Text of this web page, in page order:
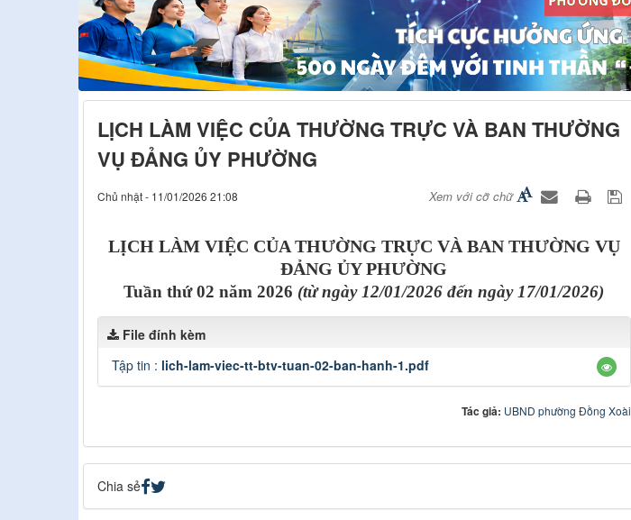
LỊCH LÀM VIỆC CỦA THƯỜNG TRỰC VÀ BAN THƯỜNG
VỤ ĐẢNG ỦY PHƯỜNG
Chủ nhật - 11/01/2026 21:08 Xem với cỡ chữ
LỊCH LÀM VIỆC CỦA THƯỜNG TRỰC VÀ BAN THƯỜNG VỤ
ĐẢNG ỦY PHƯỜNG
Tuần thứ 02 năm 2026 (từ ngày 12/01/2026 đến ngày 17/01/2026)
File đính kèm
Tập tin : lich-lam-viec-tt-btv-tuan-02-ban-hanh-1.pdf
Tác giả: UBND phường Đồng Xoài
Chia sẻ